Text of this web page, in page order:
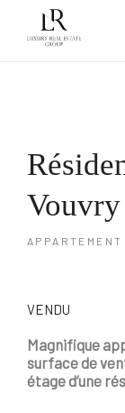
Vouvry
VENDU
Magnifique
surface de
étage d’une